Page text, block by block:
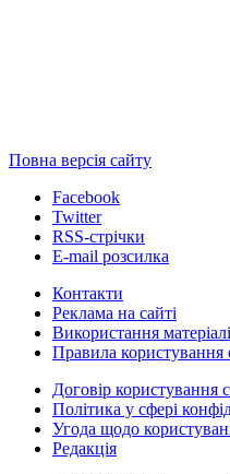
Повна версія сайту
Facebook
Twitter
RSS-стрічки
E-mail розсилка
Контакти
Реклама на сайті
Використання
Правила користування
Договір користування
Політика у сфері
Угода щодо
Редакція